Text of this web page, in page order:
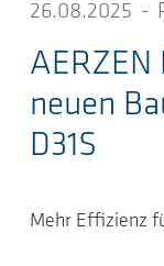
26.08.2025 -
neuen
D31S
Mehr Effizienz